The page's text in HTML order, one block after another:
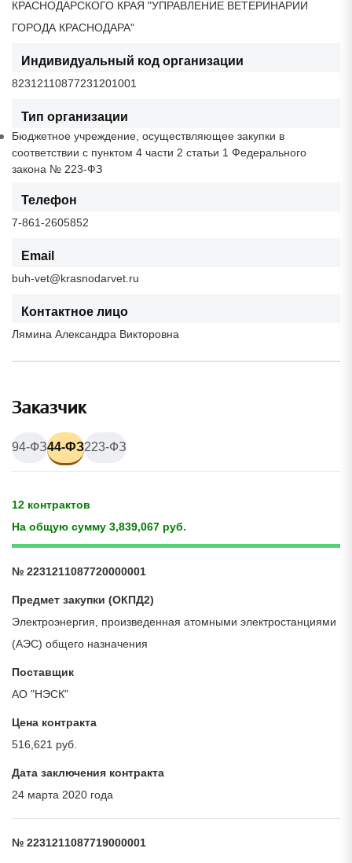
КРАСНОДАРСКОГО КРАЯ "УПРАВЛЕНИЕ ВЕТЕРИНАРИИ
ГОРОДА КРАСНОДАРА"
Индивидуальный код организации
82312110877231201001
Тип организации
Бюджетное учреждение, осуществляющее закупки в
соответствии с пунктом 4 части 2 статьи 1 Федерального
закона № 223-ФЗ
Телефон
7-861-2605852
Email
buh-vet@krasnodarvet.ru
Контактное лицо
Лямина Александра Викторовна
Заказчик
94-ФЗ44-ФЗ223-ФЗ
12 контрактов
На общую сумму 3,839,067 руб.
№ 2231211087720000001
Предмет закупки (ОКПД2)
Электроэнергия, произведенная атомными электростанциями
(АЭС) общего назначения
Поставщик
АО "НЭСК"
Цена контракта
516,621 руб.
Дата заключения контракта
24 марта 2020 года
№ 2231211087719000001